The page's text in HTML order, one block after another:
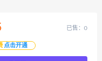
点击开通
已售：0